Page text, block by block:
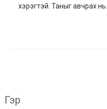
хэрэгтэй. Таныг авчрах нь...
Гэр